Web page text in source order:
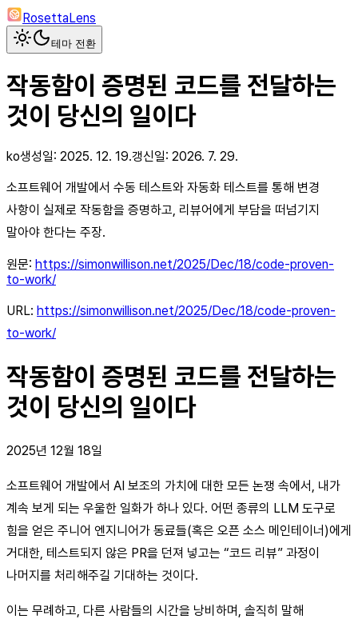
RosettaLens
테마 전환
작동함이 증명된 코드를 전달하는
것이 당신의 일이다
ko생성일: 2025. 12. 19.갱신일: 2026. 7. 29.
소프트웨어 개발에서 수동 테스트와 자동화 테스트를 통해 변경
사항이 실제로 작동함을 증명하고, 리뷰어에게 부담을 떠넘기지
말아야 한다는 주장.
원문: https://simonwillison.net/2025/Dec/18/code-proven-
to-work/
URL: https://simonwillison.net/2025/Dec/18/code-proven-
to-work/
작동함이 증명된 코드를 전달하는
것이 당신의 일이다
2025년 12월 18일
소프트웨어 개발에서 AI 보조의 가치에 대한 모든 논쟁 속에서, 내가
계속 보게 되는 우울한 일화가 하나 있다. 어떤 종류의 LLM 도구로
힘을 얻은 주니어 엔지니어가 동료들(혹은 오픈 소스 메인테이너)에게
거대한, 테스트되지 않은 PR을 던져 넣고는 “코드 리뷰” 과정이
나머지를 처리해주길 기대하는 것이다.
이는 무례하고, 다른 사람들의 시간을 낭비하며, 솔직히 말해